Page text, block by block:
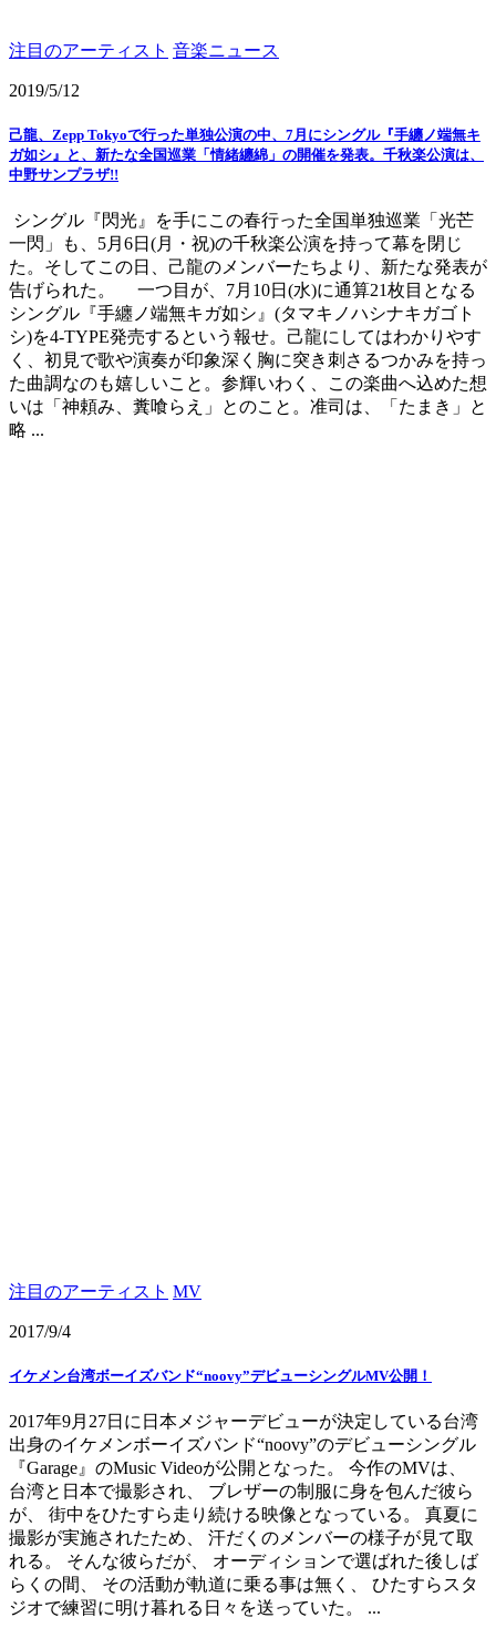
注目のアーティスト 音楽ニュース
2019/5/12
己龍、Zepp Tokyoで行った単独公演の中、7月にシングル『手纏ノ端無キ
ガ如シ』と、新たな全国巡業「情緒纏綿」の開催を発表。千秋楽公演は、
中野サンプラザ!!
シングル『閃光』を手にこの春行った全国単独巡業「光芒
一閃」も、5月6日(月・祝)の千秋楽公演を持って幕を閉じ
た。そしてこの日、己龍のメンバーたちより、新たな発表が
告げられた。 一つ目が、7月10日(水)に通算21枚目となる
シングル『手纏ノ端無キガ如シ』(タマキノハシナキガゴト
シ)を4-TYPE発売するという報せ。己龍にしてはわかりやす
く、初見で歌や演奏が印象深く胸に突き刺さるつかみを持っ
た曲調なのも嬉しいこと。参輝いわく、この楽曲へ込めた想
いは「神頼み、糞喰らえ」とのこと。准司は、「たまき」と
略 ...
注目のアーティスト MV
2017/9/4
イケメン台湾ボーイズバンド“noovy”デビューシングルMV公開！
2017年9月27日に日本メジャーデビューが決定している台湾
出身のイケメンボーイズバンド“noovy”のデビューシングル
『Garage』のMusic Videoが公開となった。 今作のMVは、
台湾と日本で撮影され、 ブレザーの制服に身を包んだ彼ら
が、 街中をひたすら走り続ける映像となっている。 真夏に
撮影が実施されたため、 汗だくのメンバーの様子が見て取
れる。 そんな彼らだが、 オーディションで選ばれた後しば
らくの間、 その活動が軌道に乗る事は無く、 ひたすらスタ
ジオで練習に明け暮れる日々を送っていた。 ...